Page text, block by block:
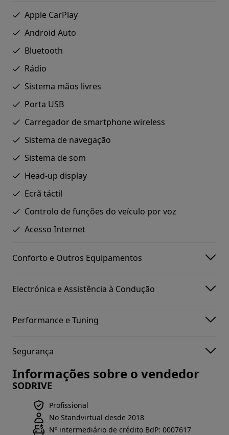
Apple CarPlay
Android Auto
Bluetooth
Rádio
Sistema mãos livres
Porta USB
Carregador de smartphone wireless
Sistema de navegação
Sistema de som
Head-up display
Ecrã táctil
Controlo de funções do veículo por voz
Acesso Internet
Conforto e Outros Equipamentos
Electrónica e Assistência à Condução
Performance e Tuning
Segurança
Informações sobre o vendedor
SODRIVE
Profissional
No Standvirtual desde 2018
Nº intermediário de crédito BdP: 0007617